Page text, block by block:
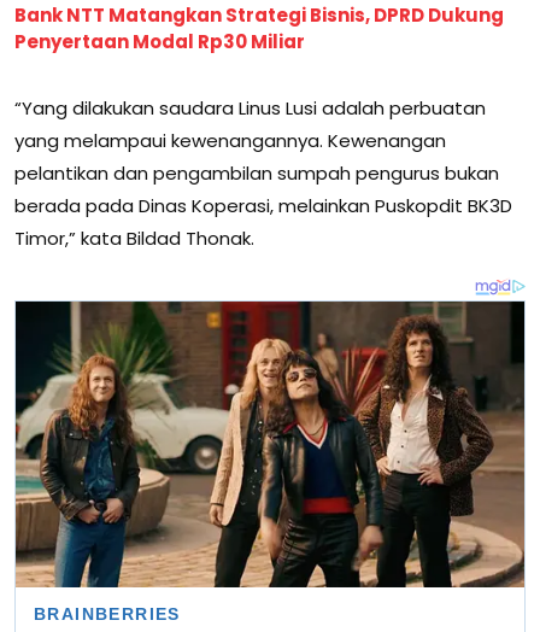
Bank NTT Matangkan Strategi Bisnis, DPRD Dukung
Penyertaan Modal Rp30 Miliar
“Yang dilakukan saudara Linus Lusi adalah perbuatan
yang melampaui kewenangannya. Kewenangan
pelantikan dan pengambilan sumpah pengurus bukan
berada pada Dinas Koperasi, melainkan Puskopdit BK3D
Timor,” kata Bildad Thonak.